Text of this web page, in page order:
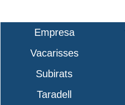
Empresa
Vacarisses
Subirats
Taradell